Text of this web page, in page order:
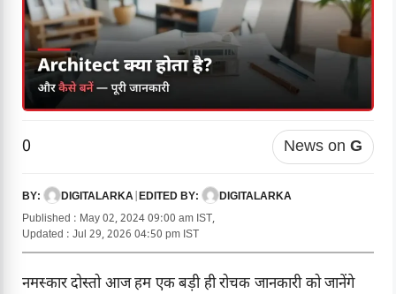
0 News on G
BY: DIGITALARKA EDITED BY:
DIGITALARKA
Published : May 02, 2024 09:00 am IST,
Updated : Jul 29, 2026 04:50 pm IST
नमस्कार दोस्तो आज हम एक बड़ी ही रोचक जानकारी को जानेंगे